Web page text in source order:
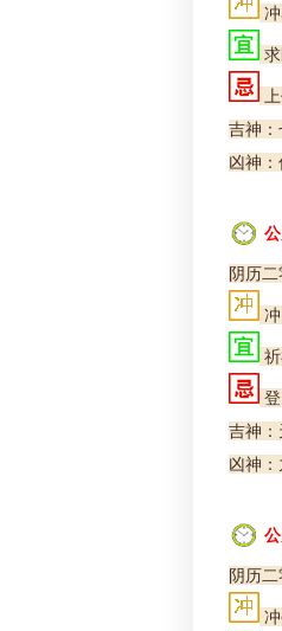
吉神
凶神
阴历
吉神
凶神
阴历